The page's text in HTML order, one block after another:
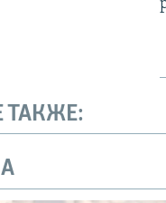
ТАКЖЕ: